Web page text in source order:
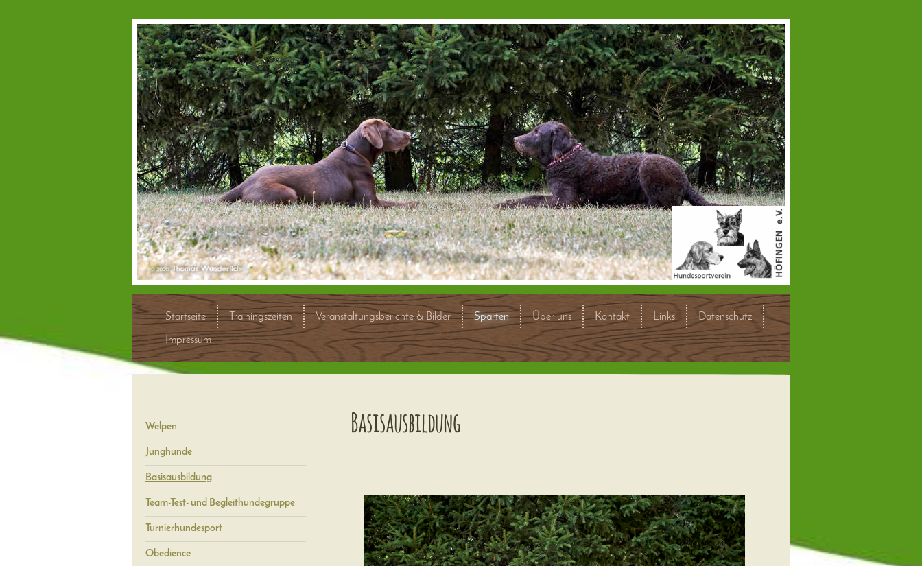
Startseite Trainingszeiten Veranstaltungsberichte & Bilder Sparten Über uns Kontakt Links Datenschutz
Impressum
Basisausbildung
Welpen
Junghunde
Basisausbildung
Team-Test- und Begleithundegruppe
Turnierhundesport
Obedience